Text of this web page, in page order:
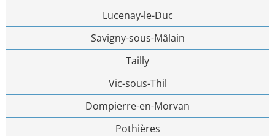
Lucenay-le-Duc
Savigny-sous-Mâlain
Tailly
Vic-sous-Thil
Dompierre-en-Morvan
Pothières